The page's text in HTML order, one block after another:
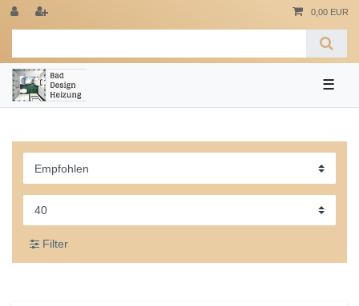
0,00 EUR
☰
Filter